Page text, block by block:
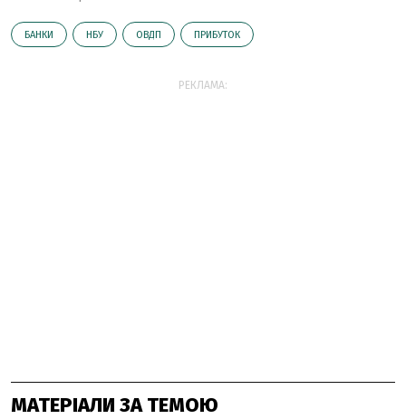
БАНКИ НБУ ОВДП ПРИБУТОК
РЕКЛАМА:
МАТЕРІАЛИ ЗА ТЕМОЮ